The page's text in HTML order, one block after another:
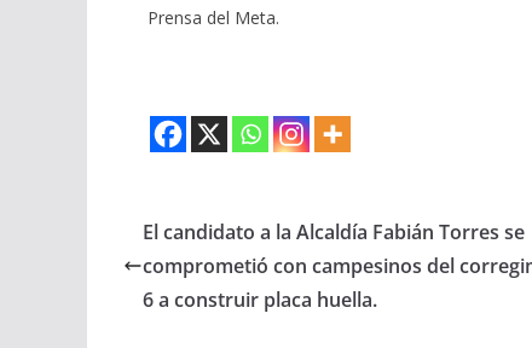
Prensa del Meta.
El candidato a la Alcaldía Fabián Torres se
comprometió con campesinos del
6 a construir placa huella.